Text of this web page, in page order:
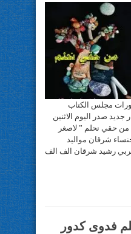
مجلس الكتاب
جديد صدر اليوم الاثنين
” من حقي نحلم ” لاصغر
شرقان مواليد
المغربي رشيد شرقان الف الف
فدوى كدور